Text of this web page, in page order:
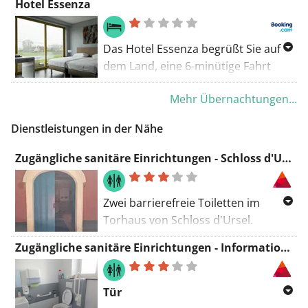
Denkmal Jan Hammenecker
Liezele spazieren.
Bahnhof Antwerpen-Zuid entfernt.
Hotel Essenza
Das Hotel Essenza begrüßt Sie auf
dem Land, eine 6-minütige Fahrt
vom Zentrum von Puurs und 4 km
von der nächsten Autobahnausfahrt
Mehr Übernachtungen...
Dienstleistungen in der Nähe
Zugängliche sanitäre Einrichtungen - Schloss d'Ursel
Zwei barrierefreie Toiletten im
Torhaus von Schloss d'Ursel.
Babywickeltisch vorhanden
geöffnet zwischen ca. 9 Uhr und
Tür
Zugängliche sanitäre Einrichtungen - Informationsbüro Das Landhaus
Tür